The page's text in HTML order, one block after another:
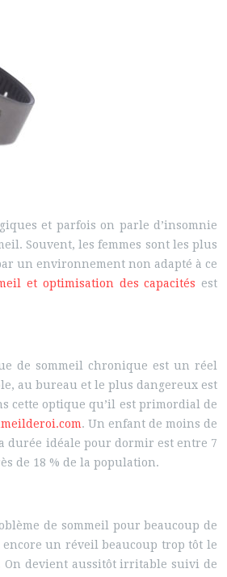
et parfois on parle d’insomnie
Souvent, les femmes sont les plus
un environnement non adapté à ce
et optimisation des capacités est
de sommeil chronique est un réel
au bureau et le plus dangereux est
cette optique qu’il est primordial de
. Un enfant de moins de
durée idéale pour dormir est entre 7
de 18 % de la population.
de sommeil pour beaucoup de
un réveil beaucoup trop tôt le
On devient aussitôt irritable suivi de